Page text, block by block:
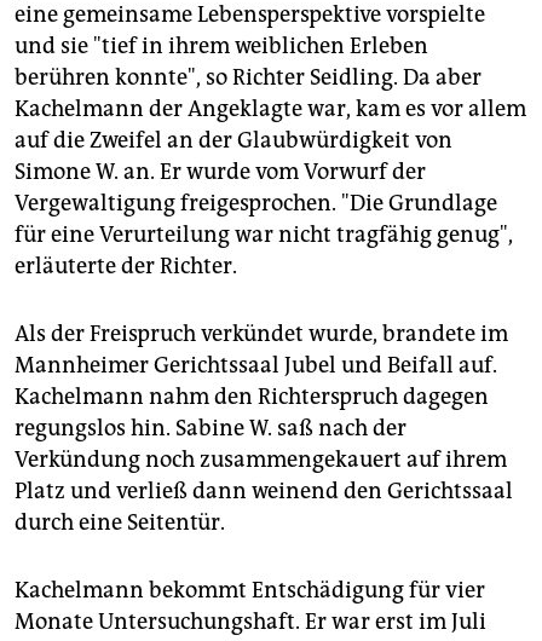
eine gemeinsame Lebensperspektive vorspielte
und sie "tief in ihrem weiblichen Erleben
berühren konnte", so Richter Seidling. Da aber
Kachelmann der Angeklagte war, kam es vor allem
auf die Zweifel an der Glaubwürdigkeit von
Simone W. an. Er wurde vom Vorwurf der
Vergewaltigung freigesprochen. "Die Grundlage
für eine Verurteilung war nicht tragfähig genug",
erläuterte der Richter.
Als der Freispruch verkündet wurde, brandete im
Mannheimer Gerichtssaal Jubel und Beifall auf.
Kachelmann nahm den Richterspruch dagegen
regungslos hin. Sabine W. saß nach der
Verkündung noch zusammengekauert auf ihrem
Platz und verließ dann weinend den Gerichtssaal
durch eine Seitentür.
Kachelmann bekommt Entschädigung für vier
Monate Untersuchungshaft. Er war erst im Juli